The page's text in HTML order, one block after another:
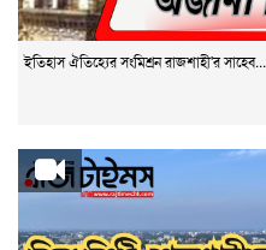
ইতিহাস ঐতিহ্যের সংমিশ্রন রাজশাহী'র সাহেব...